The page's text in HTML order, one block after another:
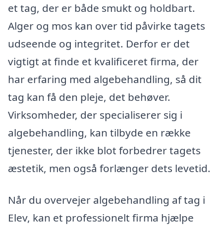
et tag, der er både smukt og holdbart.
Alger og mos kan over tid påvirke tagets
udseende og integritet. Derfor er det
vigtigt at finde et kvalificeret firma, der
har erfaring med algebehandling, så dit
tag kan få den pleje, det behøver.
Virksomheder, der specialiserer sig i
algebehandling, kan tilbyde en række
tjenester, der ikke blot forbedrer tagets
æstetik, men også forlænger dets levetid.
Når du overvejer algebehandling af tag i
Elev, kan et professionelt firma hjælpe